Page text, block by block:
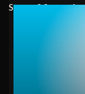
Server 0Server 1